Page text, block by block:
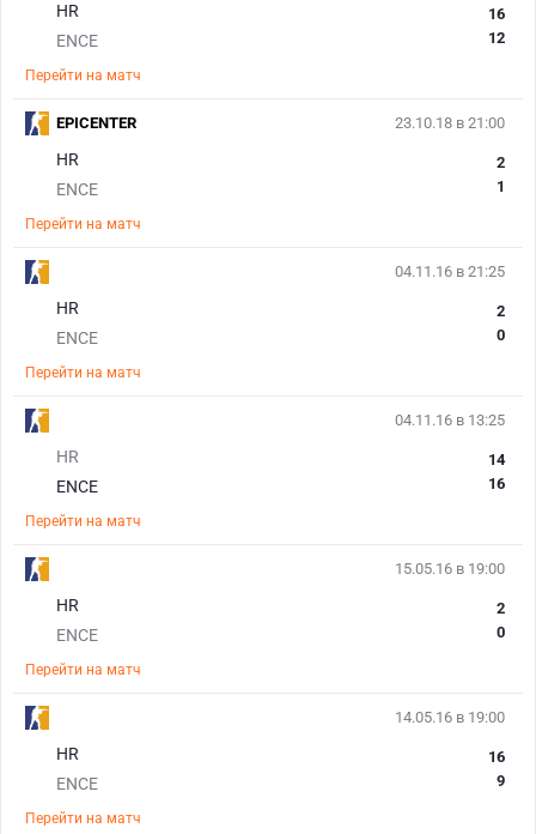
HR
ENCE
16
12
Перейти на матч
23.10.18 в 21:00
HR
ENCE
2
1
Перейти на матч
EPICENTER
04.11.16 в 21:25
HR
ENCE
2
0
Перейти на матч
04.11.16 в 13:25
HR
ENCE
14
16
Перейти на матч
15.05.16 в 19:00
HR
ENCE
2
0
Перейти на матч
14.05.16 в 19:00
HR
ENCE
16
9
Перейти на матч